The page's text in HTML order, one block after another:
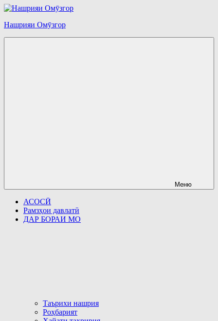
Перейти
содержимому
Нашрияи Омӯзгор
Меню
АСОСӢ
Рамзҳои давлатӣ
ДАР БОРАИ МО
Таърихи нашрия
Роҳбарият